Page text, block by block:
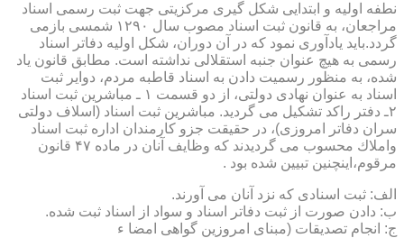
نطفه اولیه و ابتدایی شكل گیری مركزیتی جهت ثبت رسمی اسناد
مراجعان، به قانون ثبت اسناد مصوب سال ۱۲۹۰ شمسی بازمی
گردد.باید یادآوری نمود كه در آن دوران، شكل اولیه دفاتر اسناد
رسمی به هیچ عنوان جنبه استقلالی نداشته است. مطابق قانون یاد
شده، به منظور رسمیت دادن به اسناد قاطبه مردم، دوایر ثبت
اسناد به عنوان نهادی دولتی، از دو قسمت ۱ ـ مباشرین ثبت اسناد
۲ـ دفتر راكد تشكیل می گردید. مباشرین ثبت اسناد (اسلاف دولتی
سران دفاتر امروزی)، در حقیقت جزو كارمندان اداره ثبت اسناد
واملاك محسوب می گردیدند كه وظایف آنان در ماده ۴۷ قانون
مرقوم،اینچنین تبیین شده بود .
الف: ثبت اسنادی كه نزد آنان می آورند.
ب: دادن صورت از ثبت دفاتر اسناد و سواد از اسناد ثبت شده.
ج: انجام تصدیقات (مبنای امروزین گواهی امضا ء